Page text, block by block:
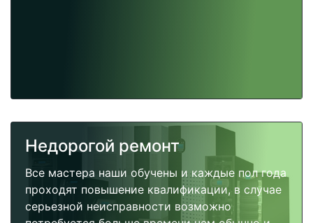
Недорогой ремонт
Все мастера наши обучены и каждые пол года
проходят повышение квалификации, в случае
серьезной неисправности возможно